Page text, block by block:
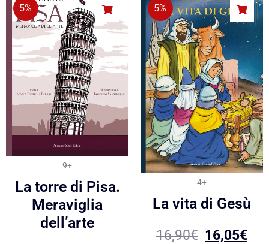
5%
9+
La torre di Pisa.
Meraviglia
dell’arte
5%
4+
La vita di Gesù
16,90€ 16,05€